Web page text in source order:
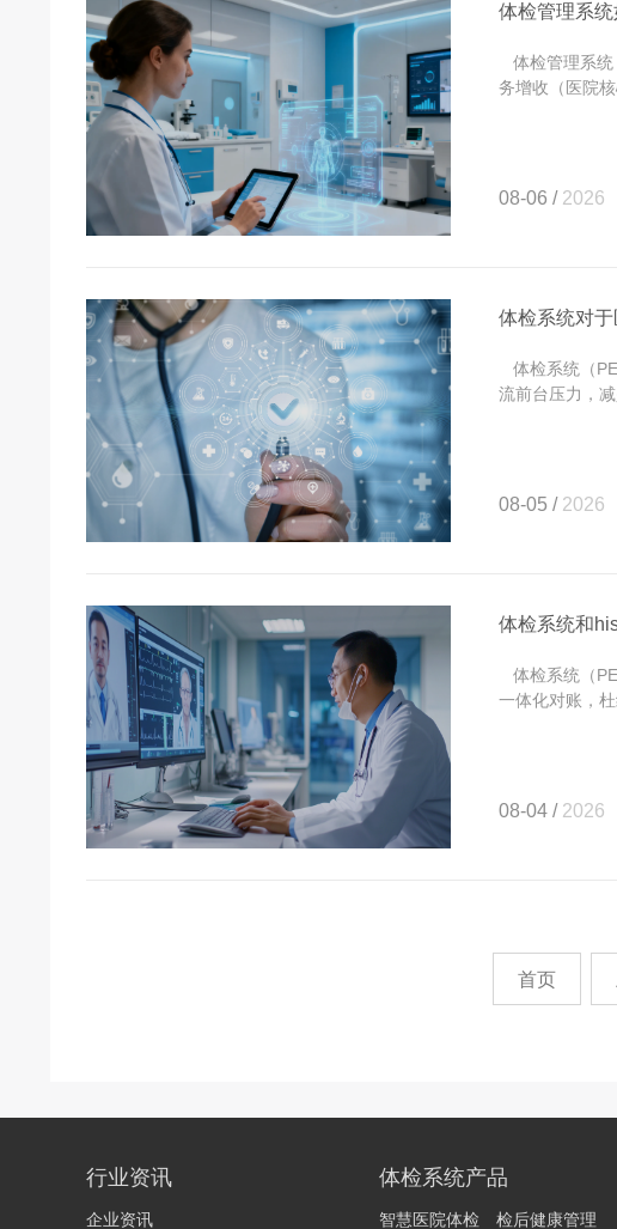
体检管理系
体检管理系统
务增收（医院
08-06 /2026
体检系统对
体检系统（
流前台压力，
08-05 /2026
体检系统和
体检系统（
一体化对账，
08-04 /2026
首页
行业资讯
企业资讯
体检系统产品
智慧医院体检 检后健康管理